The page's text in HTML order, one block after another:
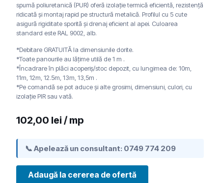
spumă poliuretanică (PUR) oferă izolație termică eficientă, rezistență
ridicată și montaj rapid pe structură metalică. Profilul cu 5 cute
asigură rigiditate sporită și drenaj eficient al apei. Culoarea
standard este RAL 9002, alb.
*Debitare GRATUITĂ la dimensiunile dorite.
*Toate panourile au lățime utilă de 1 m .
*Încadrare în plăci acoperiș/stoc depozit, cu lungimea de: 10m,
11m, 12m, 12.5m, 13m, 13,5m .
*Pe comandă se pot aduce și alte grosimi, dimensiuni, culori, cu
izolație PIR sau vată.
102,00 lei / mp
📞 Apelează un consultant: 0749 774 209
Adaugă la cererea de ofertă